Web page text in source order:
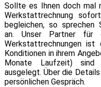
Sollte es Ihnen doch mal
Werkstattrechnung
begleichen, so sprechen
an. Unser Partner für
Werkstattrechnungen ist
Konditionen in ihrem
Monate Laufzeit)
ausgelegt. Über die
persönlichen Gespräch.